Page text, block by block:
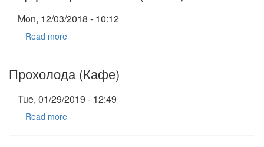
Mon, 12/03/2018 - 10:12
Read more
Прохолода (Кафе)
Tue, 01/29/2019 - 12:49
Read more